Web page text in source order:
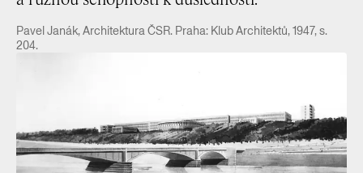
Pavel Janák, Architektura ČSR. Praha: Klub Architektů, 1947, s.
204.